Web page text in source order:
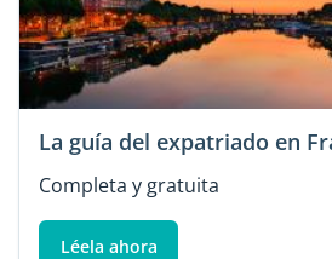
La guía del expatriado en
Completa y gratuita
Léela ahora